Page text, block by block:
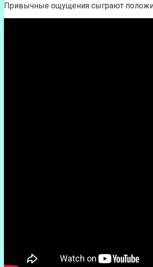
Привычные ощущения сыграют